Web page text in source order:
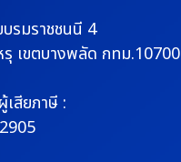
รมราชชนนี 4
เขตบางพลัด กทม.10700
เสียภาษี :